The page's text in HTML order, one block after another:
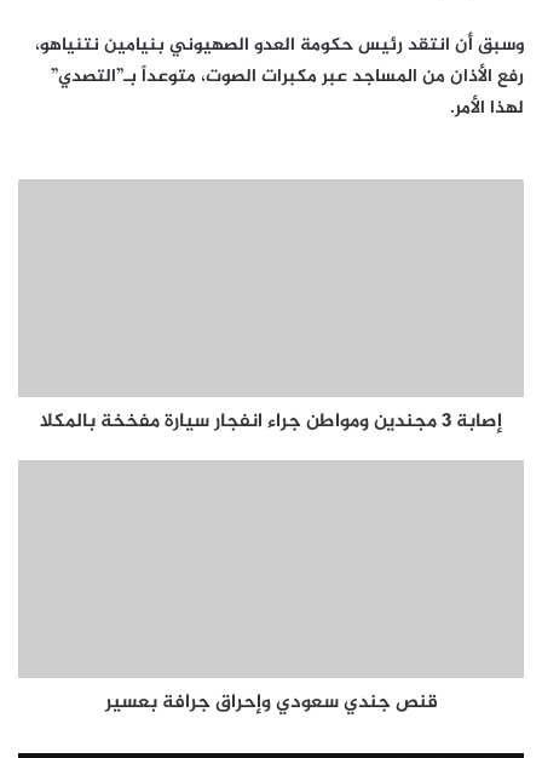
وسبق أن انتقد رئيس حكومة العدو الصهيوني بنيامين نتنياهو،
رفع الأذان من المساجد عبر مكبرات الصوت، متوعداً بـ”التصدي”
لهذا الأمر.
إصابة 3 مجندين ومواطن جراء انفجار سيارة مفخخة بالمكلا
قنص جندي سعودي وإحراق جرافة بعسير